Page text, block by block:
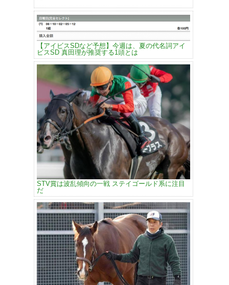
【アイビスSDなど予想】今週は、夏の代名詞アイ
ビスSD 真田理が推奨する1頭とは
STV賞は波乱傾向の一戦 ステイゴールド系に注目
だ